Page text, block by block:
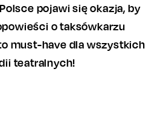
pojawi się okazja, by
o taksówkarzu
must-have dla wszystkich
teatralnych!